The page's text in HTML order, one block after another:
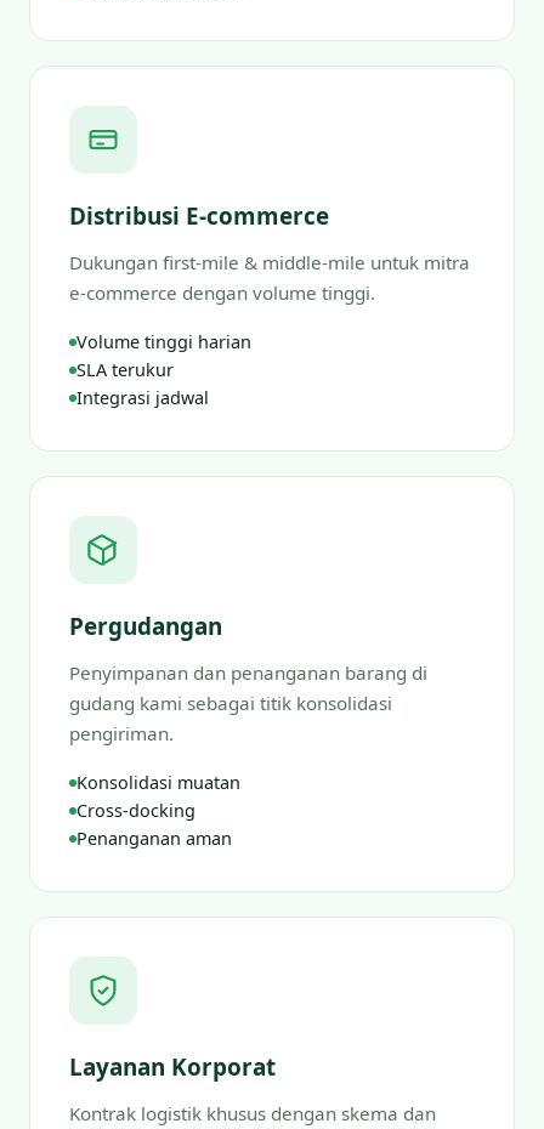
Distribusi E-commerce
Dukungan first-mile & middle-mile untuk mitra
e-commerce dengan volume tinggi.
Volume tinggi harian
SLA terukur
Integrasi jadwal
Pergudangan
Penyimpanan dan penanganan barang di
gudang kami sebagai titik konsolidasi
pengiriman.
Konsolidasi muatan
Cross-docking
Penanganan aman
Layanan Korporat
Kontrak logistik khusus dengan skema dan